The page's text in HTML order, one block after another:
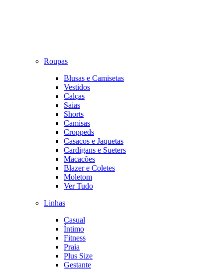
Roupas
Blusas e Camisetas
Vestidos
Calças
Saias
Shorts
Camisas
Croppeds
Casacos e Jaquetas
Cardigans e Sueters
Macacões
Blazer e Coletes
Moletom
Ver Tudo
Linhas
Casual
Íntimo
Fitness
Praia
Plus Size
Gestante